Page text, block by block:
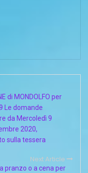
di MONDOLFO per
Le domande
da Mercoledì 9
2020,
sulla tessera
Next Article
pranzo o a cena per